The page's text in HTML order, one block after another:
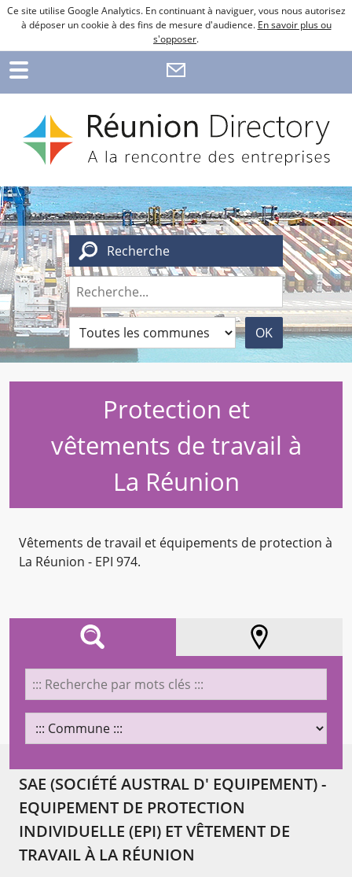
Ce site utilise Google Analytics. En continuant à naviguer, vous nous autorisez
à déposer un cookie à des fins de mesure d'audience. En savoir plus ou
s'opposer.
Recherche
Protection et
vêtements de travail à
La Réunion
Vêtements de travail et équipements de protection à
La Réunion - EPI 974.
Chargement...
SAE (SOCIÉTÉ AUSTRAL D' EQUIPEMENT) -
EQUIPEMENT DE PROTECTION
INDIVIDUELLE (EPI) ET VÊTEMENT DE
TRAVAIL À LA RÉUNION